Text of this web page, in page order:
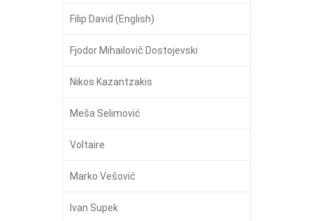
Filip David (English)
Fjodor Mihailovič Dostojevski
Nikos Kazantzakis
Meša Selimović
Voltaire
Marko Vešović
Ivan Supek